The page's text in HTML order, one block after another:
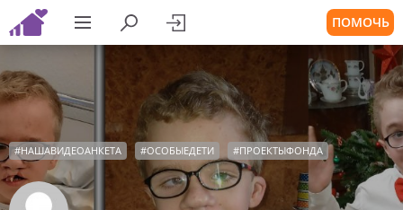
ПОМОЧЬ
#НАШАВИДЕОАНКЕТА #ОСОБЫЕДЕТИ #ПРОЕКТЫФОНДА